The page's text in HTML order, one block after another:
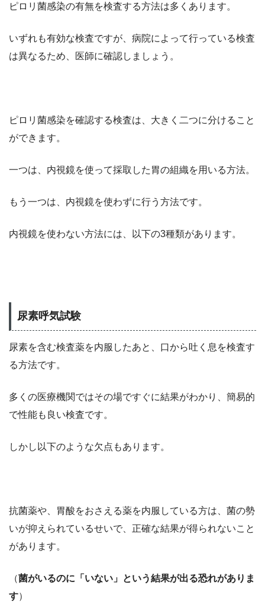
ピロリ菌感染の有無を検査する方法は多くあります。
いずれも有効な検査ですが、病院によって行っている検査
は異なるため、医師に確認しましょう。
ピロリ菌感染を確認する検査は、大きく二つに分けること
ができます。
一つは、内視鏡を使って採取した胃の組織を用いる方法。
もう一つは、内視鏡を使わずに行う方法です。
内視鏡を使わない方法には、以下の3種類があります。
尿素呼気試験
尿素を含む検査薬を内服したあと、口から吐く息を検査す
る方法です。
多くの医療機関ではその場ですぐに結果がわかり、簡易的
で性能も良い検査です。
しかし以下のような欠点もあります。
抗菌薬や、胃酸をおさえる薬を内服している方は、菌の勢
いが抑えられているせいで、正確な結果が得られないこと
があります。
（菌がいるのに「いない」という結果が出る恐れがありま
す）